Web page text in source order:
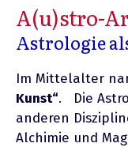
A(u)stro-
Astrologie
Im Mittelalter
Kunst“. Die
anderen
Alchimie und